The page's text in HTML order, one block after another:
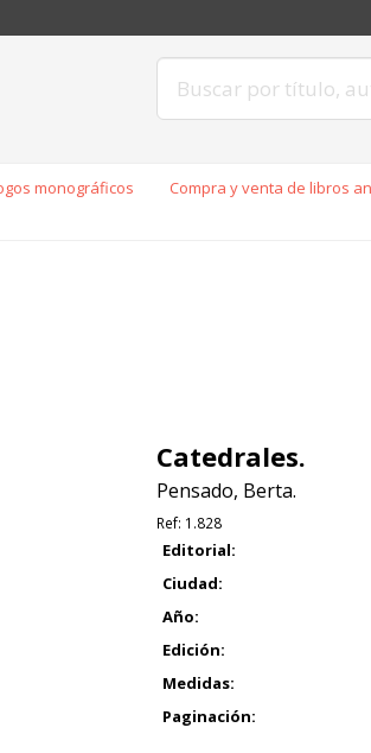
monográficos Compra y venta de libros
Catedrales.
Pensado, Berta.
Ref: 1.828
Editorial:
Ciudad:
Año:
Edición:
Medidas:
Paginación: